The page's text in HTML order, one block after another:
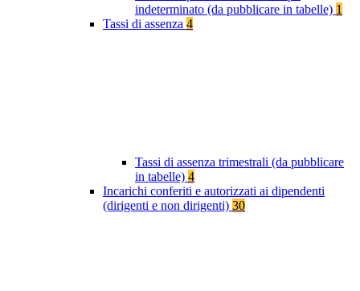
indeterminato (da pubblicare in tabelle) 1
Tassi di assenza 4
Tassi di assenza trimestrali (da pubblicare
in tabelle) 4
Incarichi conferiti e autorizzati ai dipendenti
(dirigenti e non dirigenti) 30